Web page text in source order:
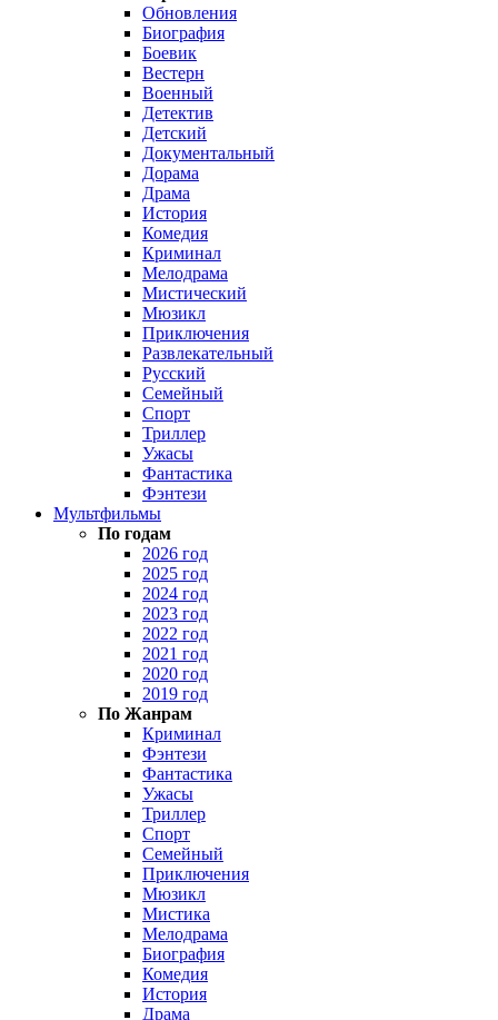
Обновления
Биография
Боевик
Вестерн
Военный
Детектив
Детский
Документальный
Дорама
Драма
История
Комедия
Криминал
Мелодрама
Мистический
Мюзикл
Приключения
Развлекательный
Русский
Семейный
Спорт
Триллер
Ужасы
Фантастика
Фэнтези
Мультфильмы
По годам
2026 год
2025 год
2024 год
2023 год
2022 год
2021 год
2020 год
2019 год
По Жанрам
Криминал
Фэнтези
Фантастика
Ужасы
Триллер
Спорт
Семейный
Приключения
Мюзикл
Мистика
Мелодрама
Биография
Комедия
История
Драма